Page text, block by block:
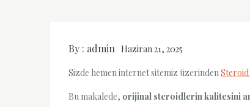
By : admin Haziran 21, 2025
Sizde hemen internet sitemiz üzerindenSteroid
Bu makalede, orijinal steroidlerin kalitesini